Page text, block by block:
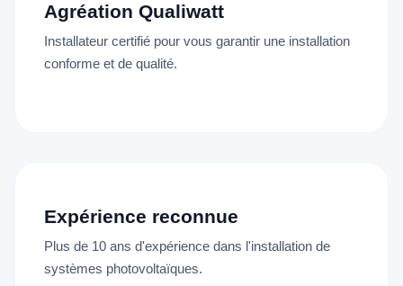
Agréation Qualiwatt
Installateur certifié pour vous garantir une installation
conforme et de qualité.
Expérience reconnue
Plus de 10 ans d'expérience dans l'installation de
systèmes photovoltaïques.